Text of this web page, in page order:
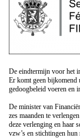
De eindtermijn voor het
Er komt geen bijkomend
gedoogbeleid voeren en
De minister van
zes maanden te
deze verlenging en haar
vzw’s en stichtingen